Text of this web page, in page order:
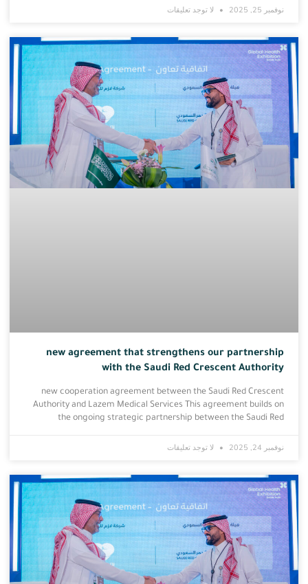
نوفمبر 25, 2025 لا توجد تعليقات
new agreement that strengthens our partnership
with the Saudi Red Crescent Authority
new cooperation agreement between the Saudi Red Crescent
Authority and Lazem Medical Services This agreement builds on
the ongoing strategic partnership between the Saudi Red
نوفمبر 24, 2025 لا توجد تعليقات